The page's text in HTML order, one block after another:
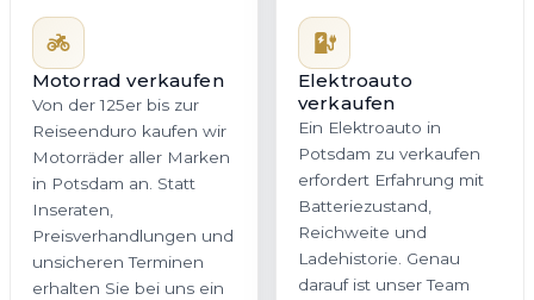
Motorrad verkaufen
Von der 125er bis zur
Reiseenduro kaufen wir
Motorräder aller Marken
in Potsdam an. Statt
Inseraten,
Preisverhandlungen und
unsicheren Terminen
erhalten Sie bei uns ein
Elektroauto
verkaufen
Ein Elektroauto in
Potsdam zu verkaufen
erfordert Erfahrung mit
Batteriezustand,
Reichweite und
Ladehistorie. Genau
darauf ist unser Team